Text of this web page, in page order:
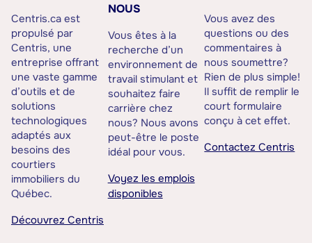
Centris.ca est
propulsé par
Centris, une
entreprise offrant
une vaste gamme
d’outils et de
solutions
technologiques
adaptés aux
besoins des
courtiers
immobiliers du
Québec.
Découvrez Centris
NOUS
Vous êtes à la
recherche d’un
environnement de
travail stimulant et
souhaitez faire
carrière chez
nous? Nous avons
peut-être le poste
idéal pour vous.
Voyez les emplois
disponibles
Vous avez des
questions ou des
commentaires à
nous soumettre?
Rien de plus simple!
Il suffit de remplir le
court formulaire
conçu à cet effet.
Contactez Centris